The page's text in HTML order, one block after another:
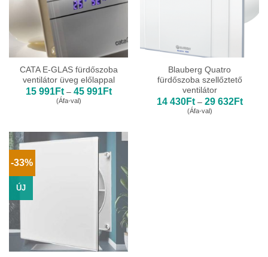
CATA E-GLAS fürdőszoba
ventilátor üveg előlappal
15 991Ft – 45 991FtÁrtartomány:
(Áfa-val)
Blauberg Quatro
fürdőszoba szellőztető
ventilátor
14 430Ft – 29 632Ft
(Áfa-val)
-33%
ÚJ